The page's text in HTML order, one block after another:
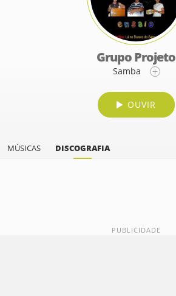
Grupo Projeto
Samba
OUVIR
MÚSICAS DISCOGRAFIA